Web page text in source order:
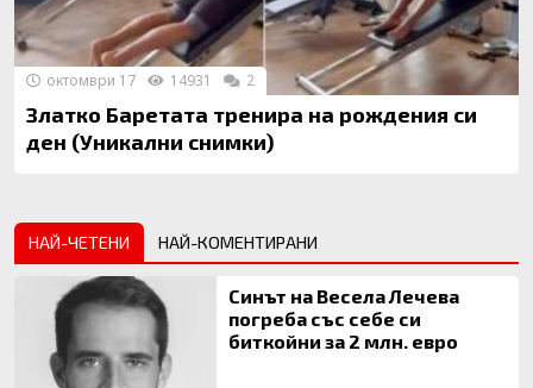
Златко Баретата тренира на рождения си
ден (Уникални снимки)
октомври 17 14931 2
НАЙ-ЧЕТЕНИ НАЙ-КОМЕНТИРАНИ
Синът на Весела Лечева
погреба със себе си
биткойни за 2 млн. евро